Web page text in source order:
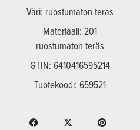
Väri: ruostumaton teräs
Materiaali: 201
ruostumaton teräs
GTIN: 6410416595214
Tuotekoodi: 659521